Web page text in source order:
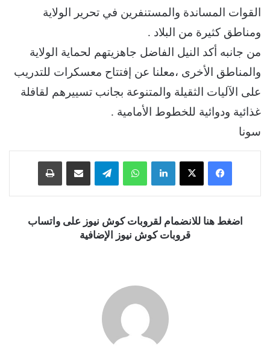
القوات المساندة والمستنفرين في تحرير الولاية
ومناطق كثيرة من البلاد .
من جانبه أكد النيل الفاضل جاهزيتهم لحماية الولاية
والمناطق الأخرى ،معلنا عن إفتتاح معسكرات للتدريب
على الآليات الثقيلة والمتنوعة بجانب تسييرهم لقافلة
غذائية ودوائية للخطوط الأمامية .
سونا
فيسبوك ‫X لينكدإن واتساب تيلقرام
اضغط هنا للانضمام لقروبات كوش نيوز على واتساب
قروبات كوش نيوز الإضافية